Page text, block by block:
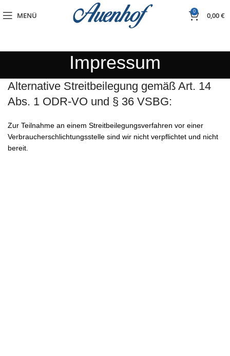
MENÜ 0 0,00€
Impressum
Alternative Streitbeilegung gemäß Art. 14
Abs. 1 ODR-VO und § 36 VSBG:
Zur Teilnahme an einem Streitbeilegungsverfahren vor einer
Verbraucherschlichtungsstelle sind wir nicht verpflichtet und nicht
bereit.